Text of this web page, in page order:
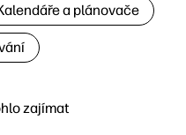
zajímat
a plánovače